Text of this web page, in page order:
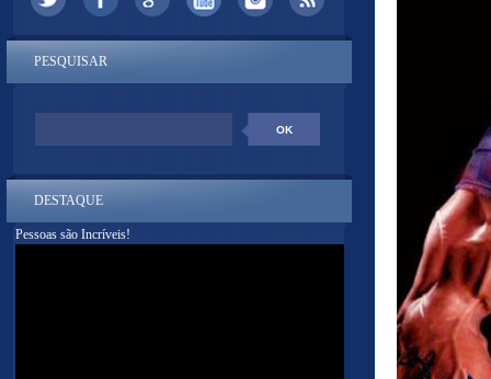
PESQUISAR
DESTAQUE
Pessoas são Incríveis!